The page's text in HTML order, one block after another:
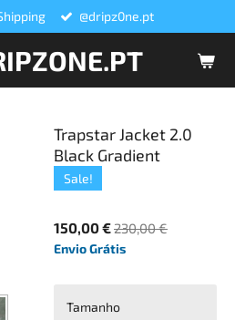
@dripz0ne.pt
Trapstar Jacket 2.0
Black Gradient
Sale!
150,00 €230,00 €
Envio Grátis
Tamanho